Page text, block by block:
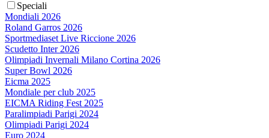
Speciali
Mondiali 2026
Roland Garros 2026
Sportmediaset Live Riccione 2026
Scudetto Inter 2026
Olimpiadi Invernali Milano Cortina 2026
Super Bowl 2026
Eicma 2025
Mondiale per club 2025
EICMA Riding Fest 2025
Paralimpiadi Parigi 2024
Olimpiadi Parigi 2024
Euro 2024